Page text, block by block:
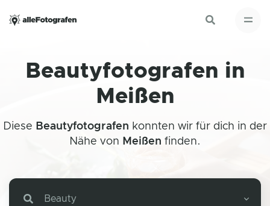
Beautyfotografen in
Meißen
Diese Beautyfotografen konnten wir für dich in der
Nähe von Meißen finden.
Beauty